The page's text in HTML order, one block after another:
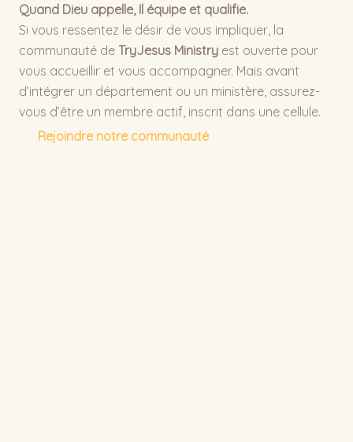
Quand Dieu appelle, Il équipe et qualifie.
Si vous ressentez le désir de vous impliquer, la
communauté de TryJesus Ministry est ouverte pour
vous accueillir et vous accompagner. Mais avant
d’intégrer un département ou un ministère, assurez-
vous d’être un membre actif, inscrit dans une cellule.
Rejoindre notre communauté